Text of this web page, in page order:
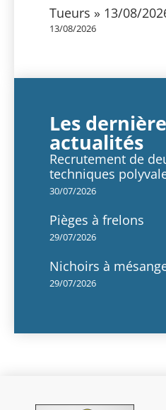
Tueurs » 13/08/
13/08/2026
Les
actualités
Recrutement de
techniques
30/07/2026
Pièges à frelons
29/07/2026
Nichoirs à
29/07/2026